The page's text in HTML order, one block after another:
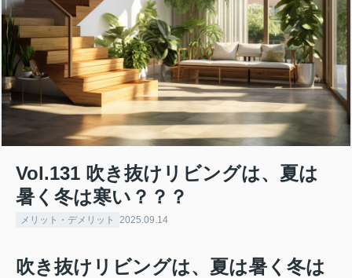
Vol.131 吹き抜けリビングは、夏は
暑く冬は寒い？？？
メリット・デメリット 2025.09.14
吹き抜けリビングは、夏は暑く冬は